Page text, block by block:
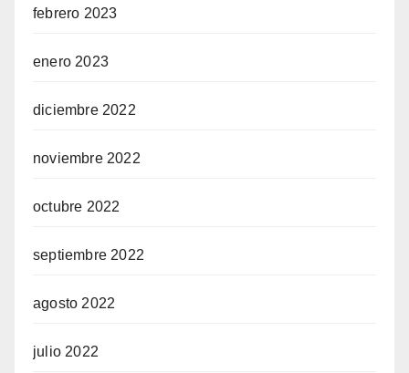
febrero 2023
enero 2023
diciembre 2022
noviembre 2022
octubre 2022
septiembre 2022
agosto 2022
julio 2022